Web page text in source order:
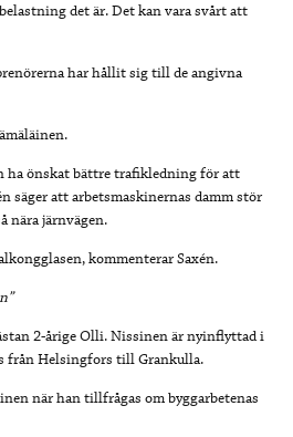
det är. Det kan vara svårt att
har hållit sig till de angivna
ha önskat bättre trafikledning för att
säger att arbetsmaskinernas damm stör
nära järnvägen.
kommenterar Saxén.
2-årige Olli. Nissinen är nyinflyttad i
från Helsingfors till Grankulla.
när han tillfrågas om byggarbetenas